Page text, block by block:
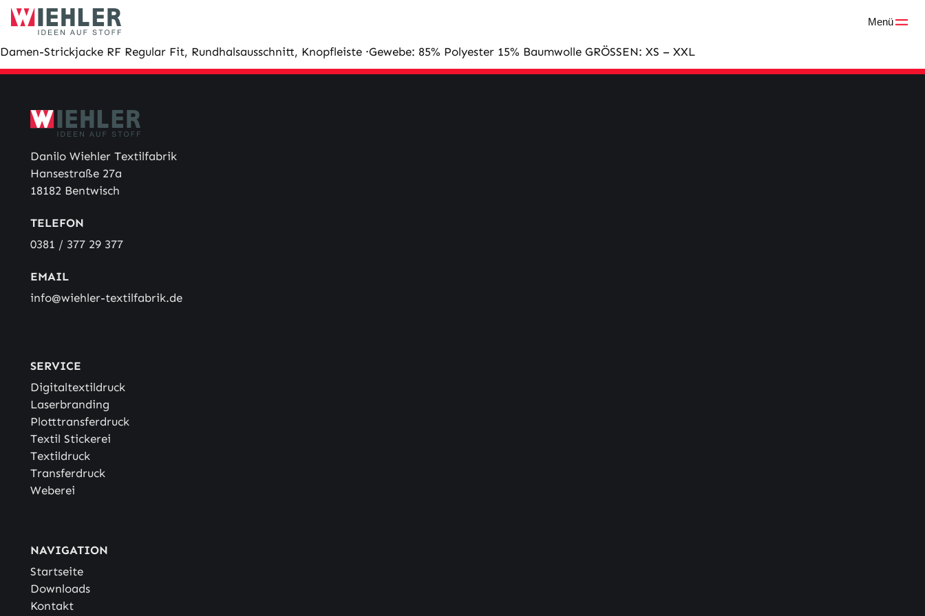
Skip
Menü
Damen-Strickjacke RF Regular Fit, Rundhalsausschnitt, Knopfleiste ·Gewebe: 85% Polyester 15% Baumwolle GRÖSSEN: XS – XXL
Danilo Wiehler Textilfabrik
Hansestraße 27a
18182 Bentwisch
TELEFON
0381 / 377 29 377
EMAIL
info@wiehler-textilfabrik.de
SERVICE
Digitaltextildruck
Laserbranding
Plotttransferdruck
Textil Stickerei
Textildruck
Transferdruck
Weberei
NAVIGATION
Startseite
Downloads
Kontakt